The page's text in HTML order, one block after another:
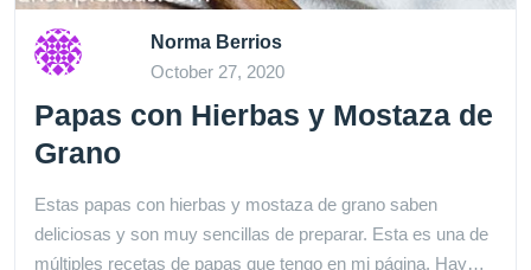
Norma Berrios
October 27, 2020
Papas con Hierbas y Mostaza de
Grano
Estas papas con hierbas y mostaza de grano saben
deliciosas y son muy sencillas de preparar. Esta es una de
múltiples recetas de papas que tengo en mi página. Hay…